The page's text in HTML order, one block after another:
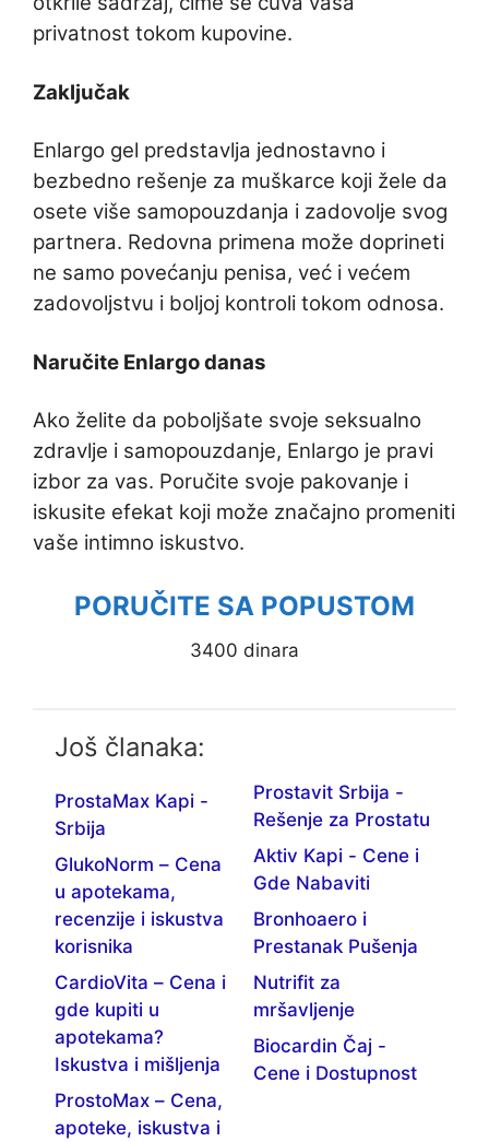
privatnost tokom kupovine.
Zaključak
Enlargo gel predstavlja jednostavno i
bezbedno rešenje za muškarce koji žele da
osete više samopouzdanja i zadovolje svog
partnera. Redovna primena može doprineti
ne samo povećanju penisa, već i većem
zadovoljstvu i boljoj kontroli tokom odnosa.
Naručite Enlargo danas
Ako želite da poboljšate svoje seksualno
zdravlje i samopouzdanje, Enlargo je pravi
izbor za vas. Poručite svoje pakovanje i
iskusite efekat koji može značajno promeniti
vaše intimno iskustvo.
PORUČITE SA POPUSTOM
3400 dinara
Još članaka:
ProstaMax Kapi -
Srbija
GlukoNorm – Cena
u apotekama,
recenzije i iskustva
korisnika
CardioVita – Cena i
gde kupiti u
apotekama?
Iskustva i mišljenja
ProstoMax – Cena,
apoteke, iskustva i
Prostavit Srbija -
Rešenje za Prostatu
Aktiv Kapi - Cene i
Gde Nabaviti
Bronhoaero i
Prestanak Pušenja
Nutrifit za
mršavljenje
Biocardin Čaj -
Cene i Dostupnost